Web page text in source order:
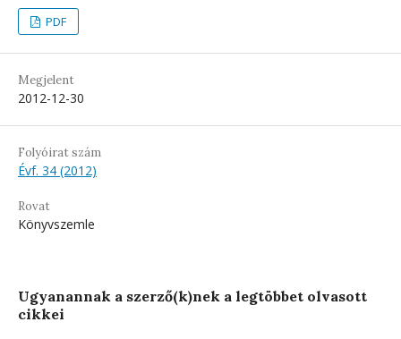
PDF
Megjelent
2012-12-30
Folyóirat szám
Évf. 34 (2012)
Rovat
Könyvszemle
Ugyanannak a szerző(k)nek a legtöbbet olvasott
cikkei